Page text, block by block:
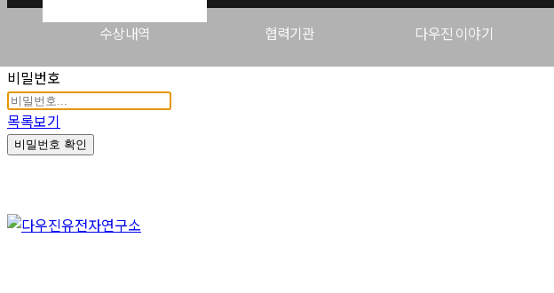
수상내역 협력기관 다우진 이야기
비밀번호
목록보기
비밀번호 확인